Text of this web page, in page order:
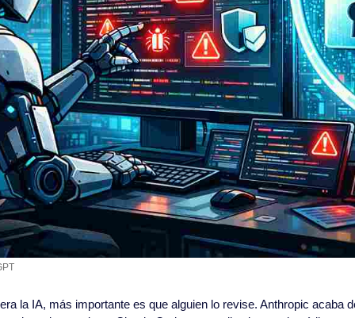
la IA, más importante es que alguien lo revise. Anthropic acaba